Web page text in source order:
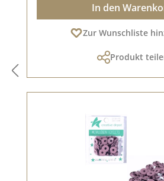
In den
Zur Wunschliste
Produkt